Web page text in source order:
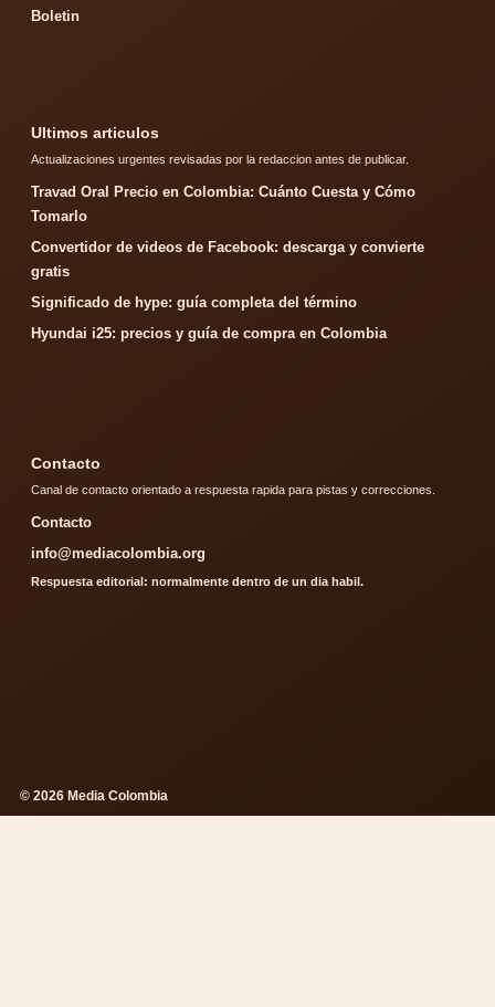
Boletin
Ultimos articulos
Actualizaciones urgentes revisadas por la redaccion antes de publicar.
Travad Oral Precio en Colombia: Cuánto Cuesta y Cómo
Tomarlo
Convertidor de videos de Facebook: descarga y convierte
gratis
Significado de hype: guía completa del término
Hyundai i25: precios y guía de compra en Colombia
Contacto
Canal de contacto orientado a respuesta rapida para pistas y correcciones.
Contacto
info@mediacolombia.org
Respuesta editorial: normalmente dentro de un dia habil.
© 2026 Media Colombia